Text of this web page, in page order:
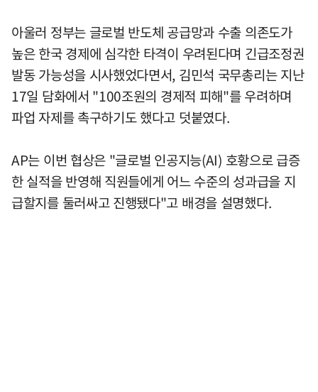
아울러 정부는 글로벌 반도체 공급망과 수출 의존도가
높은 한국 경제에 심각한 타격이 우려된다며 긴급조정권
발동 가능성을 시사했었다면서, 김민석 국무총리는 지난
17일 담화에서 "100조원의 경제적 피해"를 우려하며
파업 자제를 촉구하기도 했다고 덧붙였다.
AP는 이번 협상은 "글로벌 인공지능(AI) 호황으로 급증
한 실적을 반영해 직원들에게 어느 수준의 성과급을 지
급할지를 둘러싸고 진행됐다"고 배경을 설명했다.